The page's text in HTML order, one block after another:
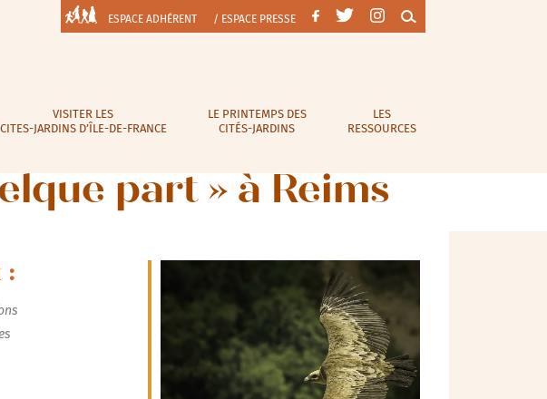
ESPACE ADHÉRENT / ESPACE PRESSE
VISITER LES
CITES-JARDINS D’ÎLE-DE-FRANCE
LE PRINTEMPS DES
CITÉS-JARDINS
LES
RESSOURCES
part » à Reims
: